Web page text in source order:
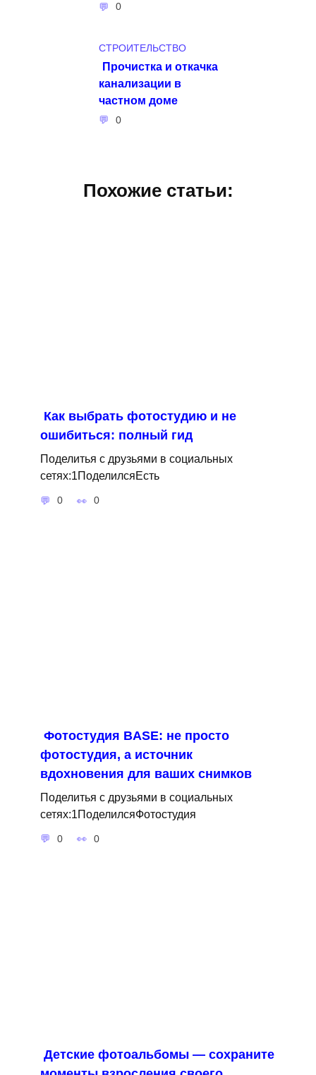
0
СТРОИТЕЛЬСТВО
Прочистка и откачка
канализации в
частном доме
0
Похожие статьи:
Как выбрать фотостудию и не
ошибиться: полный гид
Поделитья с друзьями в социальных
сетях:1ПоделилсяЕсть
0 0
Фотостудия BASE: не просто
фотостудия, а источник
вдохновения для ваших снимков
Поделитья с друзьями в социальных
сетях:1ПоделилсяФотостудия
0 0
Детские фотоальбомы — сохраните